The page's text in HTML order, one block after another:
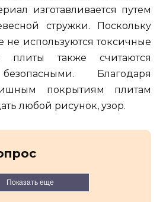
изготавливается путем
стружки. Поскольку
не используются токсичные
плиты также считаются
Благодаря
покрытиям плитам
любой рисунок, узор.
Показать еще